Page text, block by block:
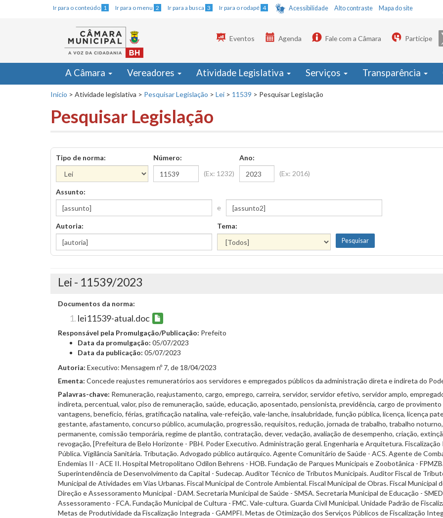
Ir para o conteúdo 1 Ir para o menu 2 Ir para a busca 3 Ir para o rodapé 4 Acessibilidade Alto contraste Mapa do site
Eventos Agenda Fale com a Câmara Participe
A Câmara Vereadores Atividade Legislativa Serviços Transparência
Início > Atividade legislativa > Pesquisar Legislação > Lei > 11539 > Pesquisar Legislação
Pesquisar Legislação
Tipo de norma:
Número:
(Ex: 1232)
Ano:
(Ex: 2016)
Assunto:
e
Autoria: Tema:
Lei - 11539/2023
Documentos da norma:
lei11539-atual.doc
Responsável pela Promulgação/Publicação: Prefeito
Data da promulgação: 05/07/2023
Data da publicação: 05/07/2023
Autoria: Executivo: Mensagem nº 7, de 18/04/2023
Ementa: Concede reajustes remuneratórios aos servidores e empregados públicos da administração direta e indireta do
Palavras-chave: Remuneração, reajustamento, cargo, emprego, carreira, servidor, servidor efetivo, servidor amplo,
indireta, percentual, valor, piso de remuneração, saúde, educação, aposentado, pensionista, previdência, cargo de
vantagens, benefício, férias, gratificação natalina, vale-refeição, vale-lanche, insalubridade, função pública, licença, licença
gestante, afastamento, concurso público, acumulação, progressão, requisitos, redução, jornada de trabalho, trabalho
permanente, comissão temporária, regime de plantão, contratação, dever, vedação, avaliação de desempenho, criação,
revogação, [Prefeitura de Belo Horizonte - PBH. Poder Executivo. Administração geral. Engenharia e Arquitetura.
Pública. Vigilância Sanitária. Tributação. Advogado público autárquico. Agente Comunitário de Saúde - ACS. Agente de
Endemias II - ACE II. Hospital Metropolitano Odilon Behrens - HOB. Fundação de Parques Municipais e Zoobotânica -
Superintendência de Desenvolvimento da Capital - Sudecap. Auditor Técnico de Tributos Municipais. Auditor Fiscal de
Municipal de Atividades em Vias Urbanas. Fiscal Municipal de Controle Ambiental. Fiscal Municipal de Obras. Fiscal Municipal
Direção e Assessoramento Municipal - DAM. Secretaria Municipal de Saúde - SMSA. Secretaria Municipal de Educação -
Assessoramento - FCA. Fundação Municipal de Cultura - FMC. Vale-cultura. Guarda Civil Municipal. Unidade Padrão de
Metas de Produtividade da Fiscalização Integrada - GAMPFI. Metas de Otimização dos Serviços Públicos de Fiscalização